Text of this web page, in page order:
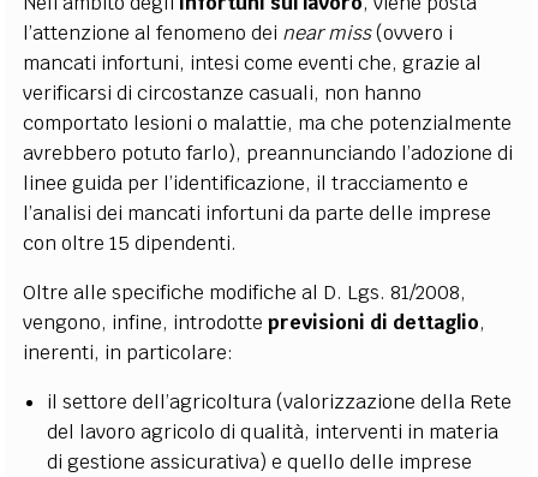
l’attenzione al fenomeno dei near miss(ovvero i
mancati infortuni, intesi come eventi che, grazie al
verificarsi di circostanze casuali, non hanno
comportato lesioni o malattie, ma che potenzialmente
avrebbero potuto farlo), preannunciando l’adozione di
linee guida per l’identificazione, il tracciamento e
l’analisi dei mancati infortuni da parte delle imprese
con oltre 15 dipendenti.
Oltre alle specifiche modifiche al D. Lgs. 81/2008,
vengono, infine, introdotteprevisioni di dettaglio,
inerenti, in particolare:
il settore dell’agricoltura (valorizzazione della Rete
del lavoro agricolo di qualità, interventi in materia
di gestione assicurativa) e quello delle imprese